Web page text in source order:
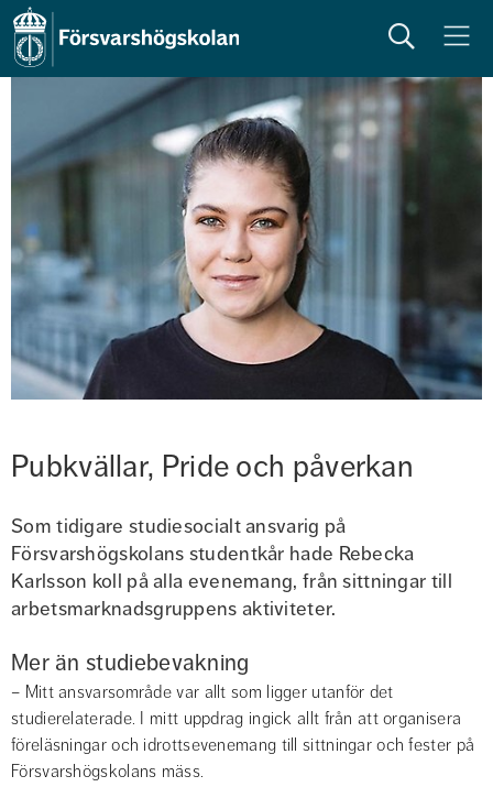
Sök Meny
Pubkvällar, Pride och påverkan
Som tidigare studiesocialt ansvarig på
Försvarshögskolans studentkår hade Rebecka
Karlsson koll på alla evenemang, från sittningar till
arbets­marknadsgruppens aktiviteter.
Mer än studiebevakning
– Mitt ansvarsområde var allt som ligger utanför det
studierelaterade. I mitt uppdrag ingick allt från att organisera
föreläsningar och idrottsevenemang till sittningar och fester på
Försvarshögskolans mäss.